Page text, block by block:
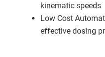
kinematic speeds
Low Cost
effective dosing